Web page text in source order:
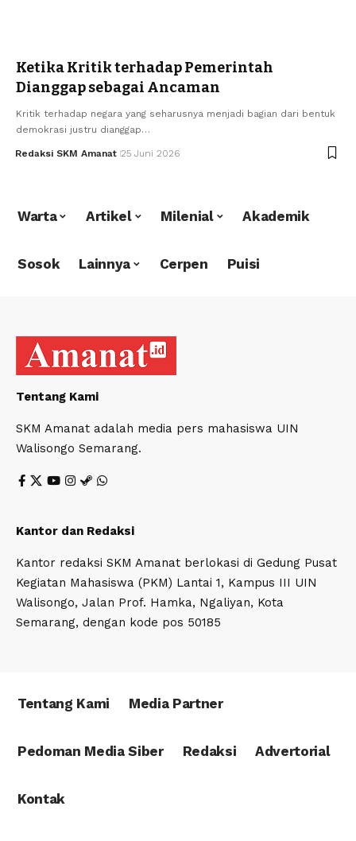
Ketika Kritik terhadap Pemerintah
Dianggap sebagai Ancaman
Kritik terhadap negara yang seharusnya menjadi bagian dari bentuk
demokrasi justru dianggap…
Redaksi SKM Amanat 25 Juni 2026
Warta Artikel Milenial Akademik
Sosok Lainnya Cerpen Puisi
Tentang Kami
SKM Amanat adalah media pers mahasiswa UIN
Walisongo Semarang.
Kantor dan Redaksi
Kantor redaksi SKM Amanat berlokasi di Gedung Pusat
Kegiatan Mahasiswa (PKM) Lantai 1, Kampus III UIN
Walisongo, Jalan Prof. Hamka, Ngaliyan, Kota
Semarang, dengan kode pos 50185
Tentang Kami Media Partner
Pedoman Media Siber Redaksi Advertorial
Kontak